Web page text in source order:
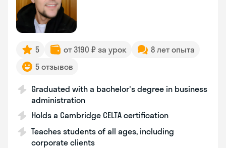
5 от 3190 ₽ за урок
8 лет опыта
5 отзывов
Graduated with a bachelor's degree in business
administration
Holds a Cambridge CELTA certification
Teaches students of all ages, including
corporate clients